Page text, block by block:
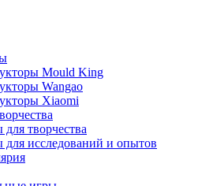
Mould King
Wangao
Xiaomi
творчества
исследований и опытов